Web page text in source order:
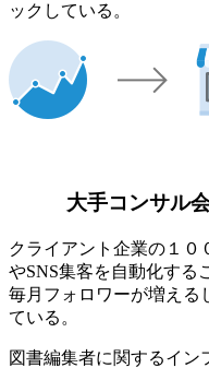
ックしている。
大手コンサル
クライアント企業の１０
やSNS集客を自動化する
毎月フォロワーが増える
ている。
図書編集者に関するイン